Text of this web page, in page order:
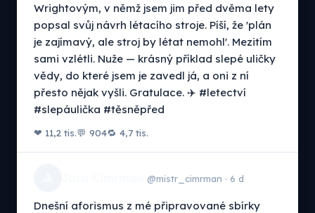
Wrightovým, v němž jsem jim před dvěma lety
popsal svůj návrh létacího stroje. Píší, že 'plán
je zajímavý, ale stroj by létat nemohl'. Mezitím
sami vzlétli. Nuže — krásný příklad slepé uličky
vědy, do které jsem je zavedl já, a oni z ní
přesto nějak vyšli. Gratulace. ✈️ #letectví
#slepáulička #těsněpřed
❤ 11,2 tis.💬 904🔁 4,7 tis.
@mistr_cimrman · 6 d
Dnešní aforismus z mé připravované sbírky